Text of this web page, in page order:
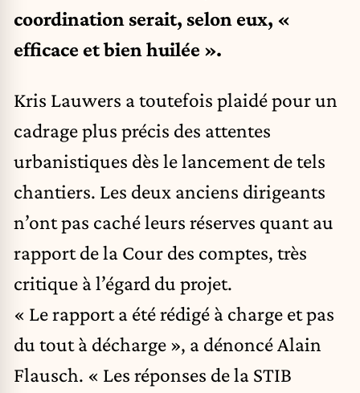
coordination serait, selon eux, «
efficace et bien huilée ».
Kris Lauwers a toutefois plaidé pour un
cadrage plus précis des attentes
urbanistiques dès le lancement de tels
chantiers. Les deux anciens dirigeants
n’ont pas caché leurs réserves quant au
rapport de la Cour des comptes, très
critique à l’égard du projet.
« Le rapport a été rédigé à charge et pas
du tout à décharge », a dénoncé Alain
Flausch. « Les réponses de la STIB